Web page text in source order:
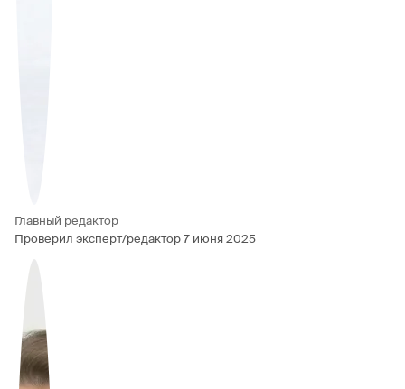
Главный редактор
Проверил эксперт/редактор7 июня 2025